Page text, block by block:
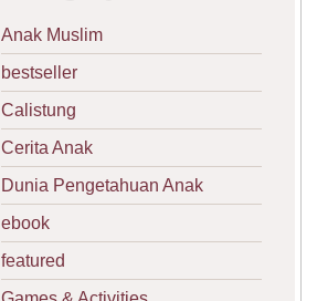
Anak Muslim
bestseller
Calistung
Cerita Anak
Dunia Pengetahuan Anak
ebook
featured